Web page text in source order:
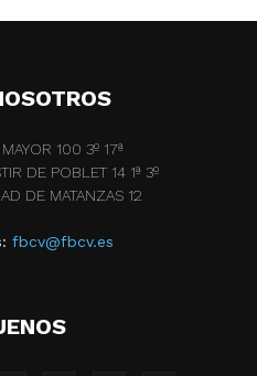
MAYOR 100 3º 17ª
DE POBLET 14 1ª 3º
DE MATANZAS 12
fbcv@fbcv.es